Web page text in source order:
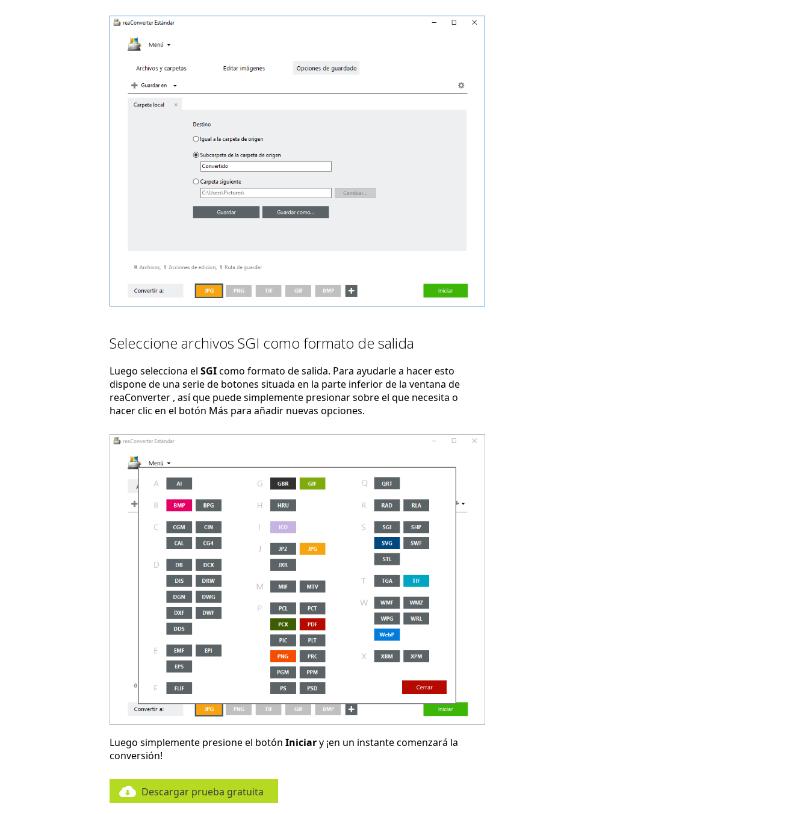
Seleccione archivos SGI como formato de salida
Luego selecciona el SGIcomo formato de salida. Para ayudarle a hacer esto
dispone de una serie de botones situada en la parte inferior de la ventana de
reaConverter , así que puede simplemente presionar sobre el que necesita o
hacer clic en el botón Más para añadir nuevas opciones.
Luego simplemente presione el botón Iniciary ¡en un instante comenzará la
conversión!
Descargar prueba gratuita